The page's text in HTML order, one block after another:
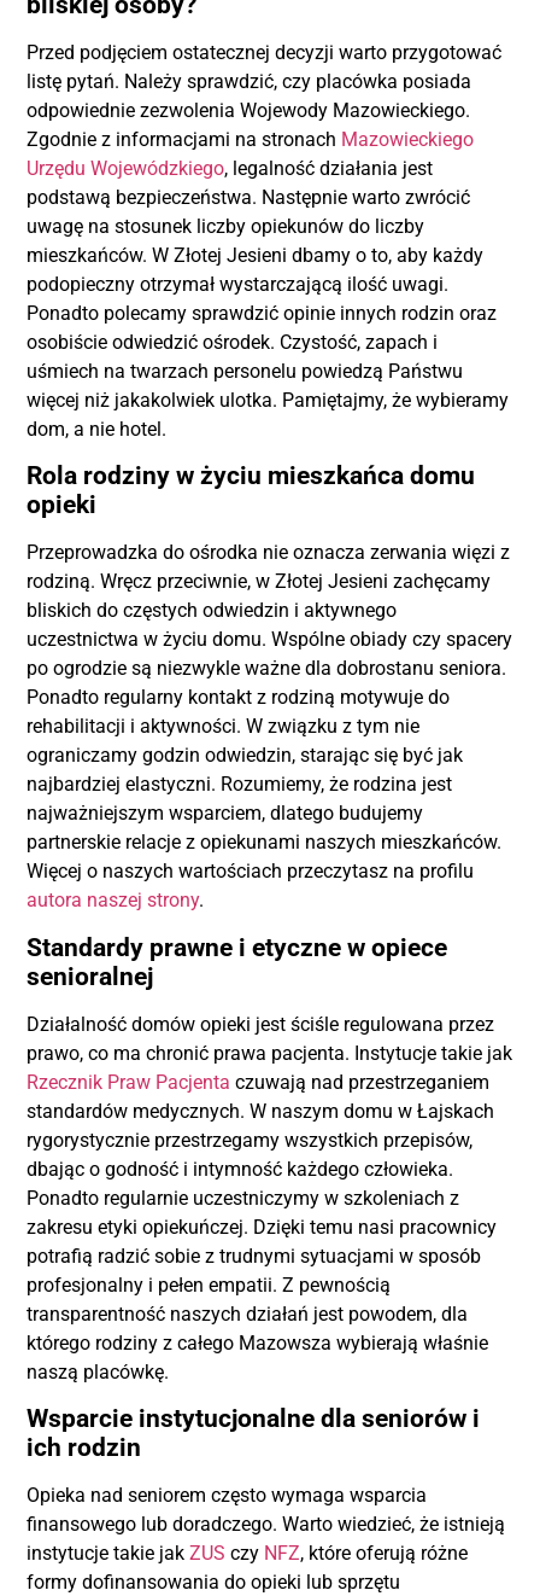
Przed podjęciem ostatecznej decyzji warto przygotować
listę pytań. Należy sprawdzić, czy placówka posiada
odpowiednie zezwolenia Wojewody Mazowieckiego.
Zgodnie z informacjami na stronach Mazowieckiego
Urzędu Wojewódzkiego, legalność działania jest
podstawą bezpieczeństwa. Następnie warto zwrócić
uwagę na stosunek liczby opiekunów do liczby
mieszkańców. W Złotej Jesieni dbamy o to, aby każdy
podopieczny otrzymał wystarczającą ilość uwagi.
Ponadto polecamy sprawdzić opinie innych rodzin oraz
osobiście odwiedzić ośrodek. Czystość, zapach i
uśmiech na twarzach personelu powiedzą Państwu
więcej niż jakakolwiek ulotka. Pamiętajmy, że wybieramy
dom, a nie hotel.
Rola rodziny w życiu mieszkańca domu
opieki
Przeprowadzka do ośrodka nie oznacza zerwania więzi z
rodziną. Wręcz przeciwnie, w Złotej Jesieni zachęcamy
bliskich do częstych odwiedzin i aktywnego
uczestnictwa w życiu domu. Wspólne obiady czy spacery
po ogrodzie są niezwykle ważne dla dobrostanu seniora.
Ponadto regularny kontakt z rodziną motywuje do
rehabilitacji i aktywności. W związku z tym nie
ograniczamy godzin odwiedzin, starając się być jak
najbardziej elastyczni. Rozumiemy, że rodzina jest
najważniejszym wsparciem, dlatego budujemy
partnerskie relacje z opiekunami naszych mieszkańców.
Więcej o naszych wartościach przeczytasz na profilu
autora naszej strony.
Standardy prawne i etyczne w opiece
senioralnej
Działalność domów opieki jest ściśle regulowana przez
prawo, co ma chronić prawa pacjenta. Instytucje takie jak
Rzecznik Praw Pacjenta czuwają nad przestrzeganiem
standardów medycznych. W naszym domu w Łajskach
rygorystycznie przestrzegamy wszystkich przepisów,
dbając o godność i intymność każdego człowieka.
Ponadto regularnie uczestniczymy w szkoleniach z
zakresu etyki opiekuńczej. Dzięki temu nasi pracownicy
potrafią radzić sobie z trudnymi sytuacjami w sposób
profesjonalny i pełen empatii. Z pewnością
transparentność naszych działań jest powodem, dla
którego rodziny z całego Mazowsza wybierają właśnie
naszą placówkę.
Wsparcie instytucjonalne dla seniorów i
ich rodzin
Opieka nad seniorem często wymaga wsparcia
finansowego lub doradczego. Warto wiedzieć, że istnieją
instytucje takie jakZUS czy NFZ, które oferują różne
formy dofinansowania do opieki lub sprzętu